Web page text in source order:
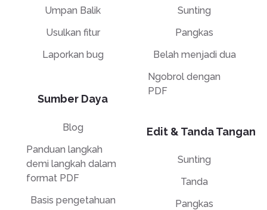
Umpan Balik
Usulkan fitur
Laporkan bug
Sumber Daya
Blog
Panduan langkah
demi langkah dalam
format PDF
Basis pengetahuan
Sunting
Pangkas
Belah menjadi dua
Ngobrol dengan
PDF
Edit & Tanda Tangan
Sunting
Tanda
Pangkas